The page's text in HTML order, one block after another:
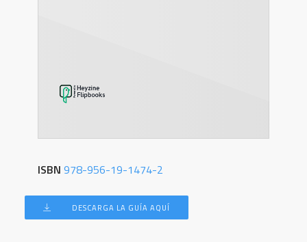
ISBN 978-956-19-1474-2
DESCARGA LA GUÍA AQUÍ